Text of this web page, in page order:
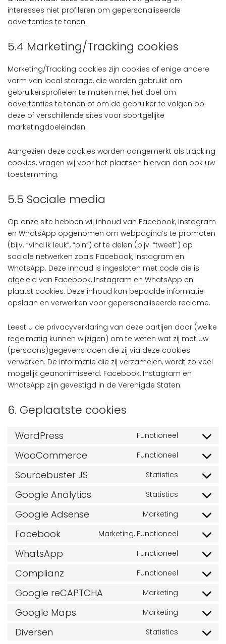
interesses niet profileren om gepersonaliseerde
advertenties te tonen.
5.4 Marketing/Tracking cookies
Marketing/Tracking cookies zijn cookies of enige andere
vorm van local storage, die worden gebruikt om
gebruikersprofielen te maken met het doel om
advertenties te tonen of om de gebruiker te volgen op
deze of verschillende sites voor soortgelijke
marketingdoeleinden.
Aangezien deze cookies worden aangemerkt als tracking
cookies, vragen wij voor het plaatsen hiervan dan ook uw
toestemming.
5.5 Sociale media
Op onze site hebben wij inhoud van Facebook, Instagram
en WhatsApp opgenomen om webpagina’s te promoten
(bijv. “vind ik leuk”, “pin”) of te delen (bijv. “tweet”) op
sociale netwerken zoals Facebook, Instagram en
WhatsApp. Deze inhoud is ingesloten met code die is
afgeleid van Facebook, Instagram en WhatsApp en
plaatst cookies. Deze inhoud kan bepaalde informatie
opslaan en verwerken voor gepersonaliseerde reclame.
Leest u de privacyverklaring van deze partijen door (welke
regelmatig kunnen wijzigen) om te weten wat zij met uw
(persoons)gegevens doen die zij via deze cookies
verwerken. De informatie die zij verzamelen, wordt zo veel
mogelijk geanonimiseerd. Facebook, Instagram en
WhatsApp zijn gevestigd in de Verenigde Staten.
6. Geplaatste cookies
WordPress Functioneel
Consent
wordpress
WooCommerce Functioneel
Consent
Sourcebuster JS Statistics
Consent
Google Analytics Statistics
Consent
google-
Google Adsense Marketing
Consent
google-
Facebook Marketing, Functioneel
Consent
facebook
WhatsApp Functioneel
Consent
whatsapp
Complianz Functioneel
Consent
complianz
Google reCAPTCHA Marketing
Consent
google-
Google Maps Marketing
Consent
Diversen Statistics
Consent